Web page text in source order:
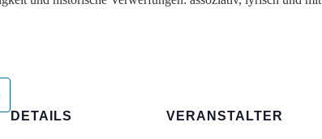
DETAILS
VERANSTALTER